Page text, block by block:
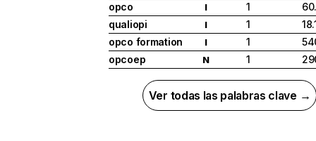
opco
I 1
qualiopi
I 1
opco formation
I 1
opcoep
N 1
Ver todas las palabras clave →